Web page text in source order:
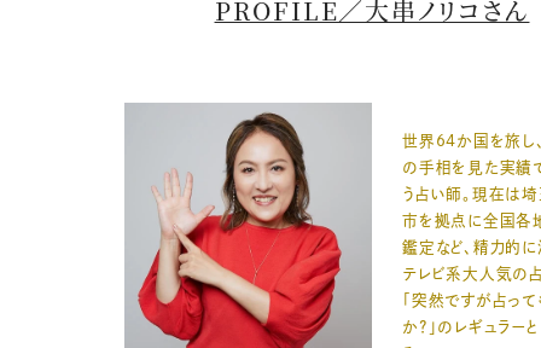
PROFILE／大串ノリコさん
世界64か国を旅し
の手相を見た実績
う占い師。現在は
市を拠点に全国各
鑑定など、精力的に
テレビ系大人気の
「突然ですが占っ
か？」のレギュラー